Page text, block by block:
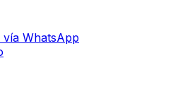
WhatsApp